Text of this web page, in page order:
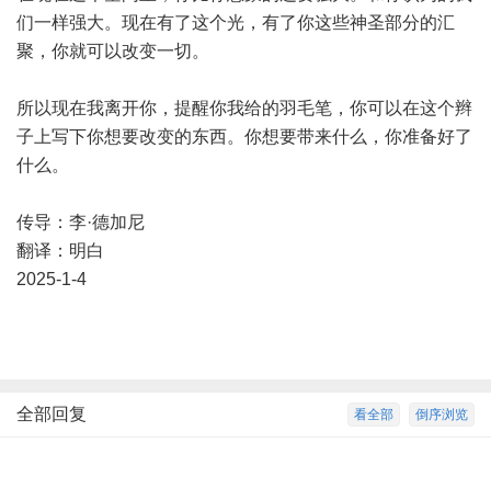
们一样强大。现在有了这个光，有了你这些神圣部分的汇
聚，你就可以改变一切。
所以现在我离开你，提醒你我给的羽毛笔，你可以在这个辫
子上写下你想要改变的东西。你想要带来什么，你准备好了
什么。
传导：李·德加尼
翻译：明白
2025-1-4
倒序浏览
看全部
全部回复